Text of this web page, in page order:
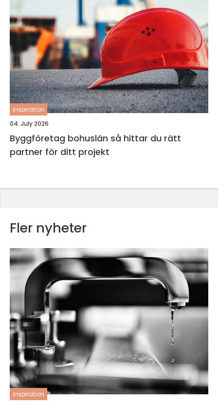
inspiration
04. July 2026
Byggföretag bohuslän så hittar du rätt
partner för ditt projekt
Fler nyheter
inspiration